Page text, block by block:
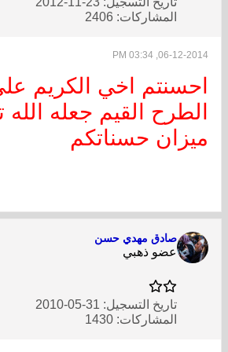
المشاركات: 2406
06-12-
اخي الكريم على هذا
القيم جعله الله
حسناتكم
صادق مهدي حسن
عضو ذهبي
تاريخ التسجيل: 31-05-2010
المشاركات: 1430